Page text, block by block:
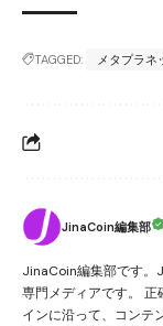
TAGGED: メタプラネ
JinaCoin編集部
JinaCoin編集部です。
専門メディアです。 正
インに沿って、コンテ